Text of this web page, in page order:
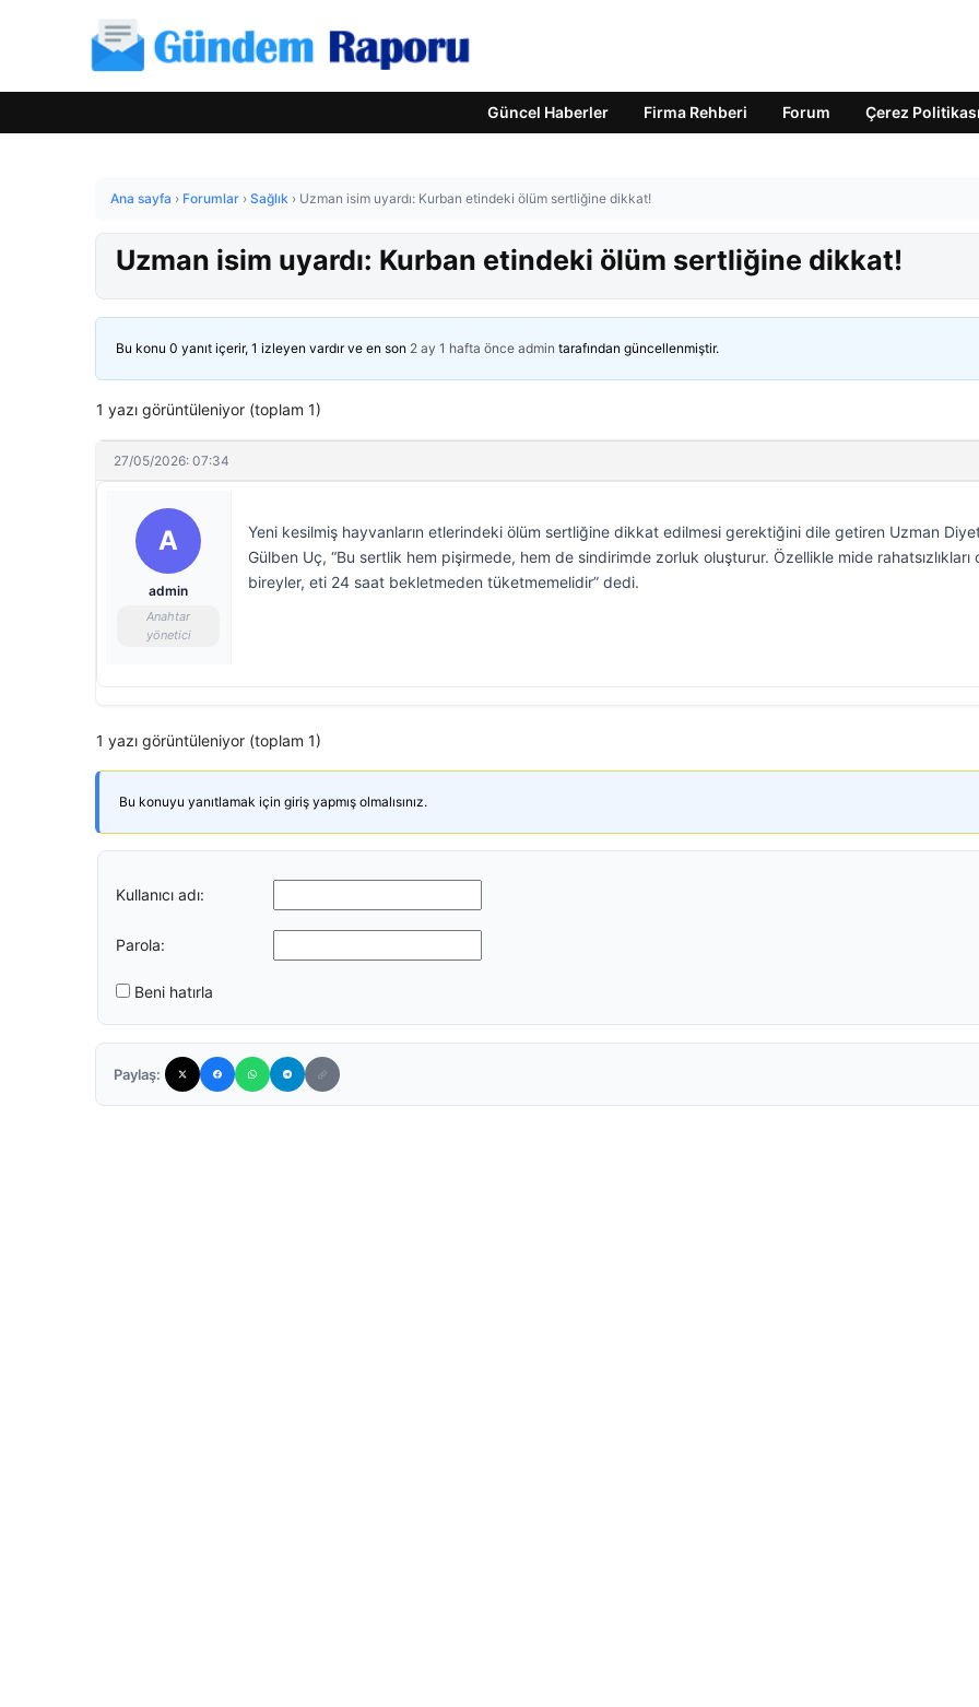
Güncel Haberler Firma Rehberi Forum Çerez Politikası
Ana sayfa › Forumlar › Sağlık › Uzman isim uyardı: Kurban etindeki ölüm sertliğine dikkat!
Uzman isim uyardı: Kurban etindeki ölüm sertliğine dikkat!
Bu konu 0 yanıt içerir, 1 izleyen vardır ve en son 2 ay 1 hafta önce admin tarafından güncellenmiştir.
1 yazı görüntüleniyor (toplam 1)
27/05/2026: 07:34
A
admin
Anahtar
yönetici
Yeni kesilmiş hayvanların etlerindeki ölüm sertliğine dikkat edilmesi gerektiğini dile getiren Uzman
Gülben Uç, “Bu sertlik hem pişirmede, hem de sindirimde zorluk oluşturur. Özellikle mide rahatsızlıkları
bireyler, eti 24 saat bekletmeden tüketmemelidir” dedi.
1 yazı görüntüleniyor (toplam 1)
Bu konuyu yanıtlamak için giriş yapmış olmalısınız.
Kullanıcı adı:
Parola:
Beni hatırla
Paylaş: